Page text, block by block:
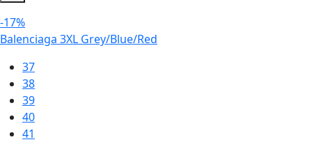
-17%
Balenciaga 3XL Grey/Blue/Red
37
38
39
40
41